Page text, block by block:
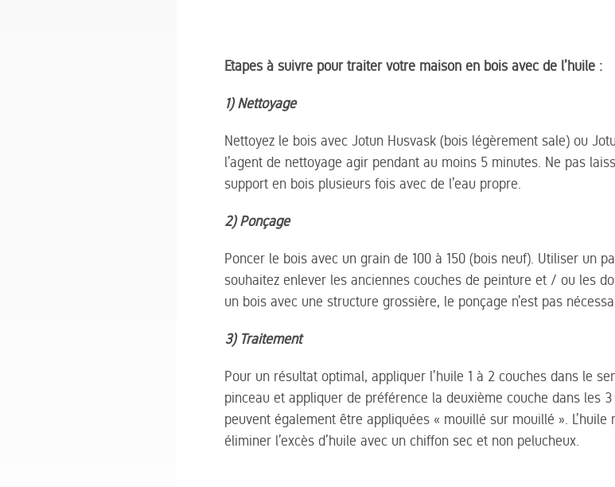
Etapes à suivre pour traiter votre maison en bois avec de l’huile :
1) Nettoyage
Nettoyez le bois avec Jotun Husvask (bois légèrement sale) ou
l’agent de nettoyage agir pendant au moins 5 minutes. Ne pas
support en bois plusieurs fois avec de l’eau propre.
2) Ponçage
Poncer le bois avec un grain de 100 à 150 (bois neuf). Utiliser un
souhaitez enlever les anciennes couches de peinture et / ou les
un bois avec une structure grossière, le ponçage n’est pas
3) Traitement
Pour un résultat optimal, appliquer l’huile 1 à 2 couches dans le
pinceau et appliquer de préférence la deuxième couche dans les
peuvent également être appliquées « mouillé sur mouillé ».
éliminer l’excès d’huile avec un chiffon sec et non pelucheux.